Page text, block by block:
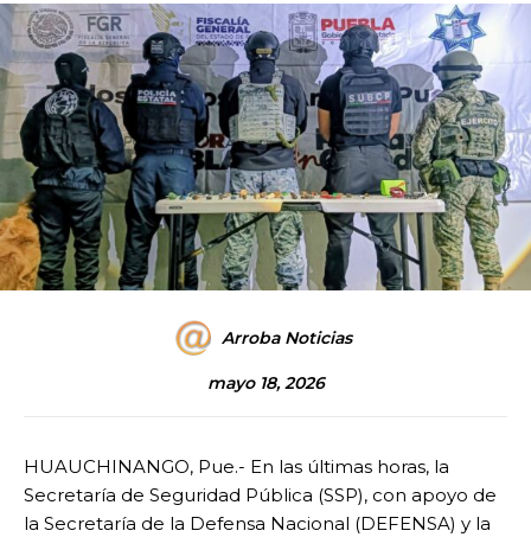
Arroba Noticias
mayo 18, 2026
HUAUCHINANGO, Pue.- En las últimas horas, la
Secretaría de Seguridad Pública (SSP), con apoyo de
la Secretaría de la Defensa Nacional (DEFENSA) y la